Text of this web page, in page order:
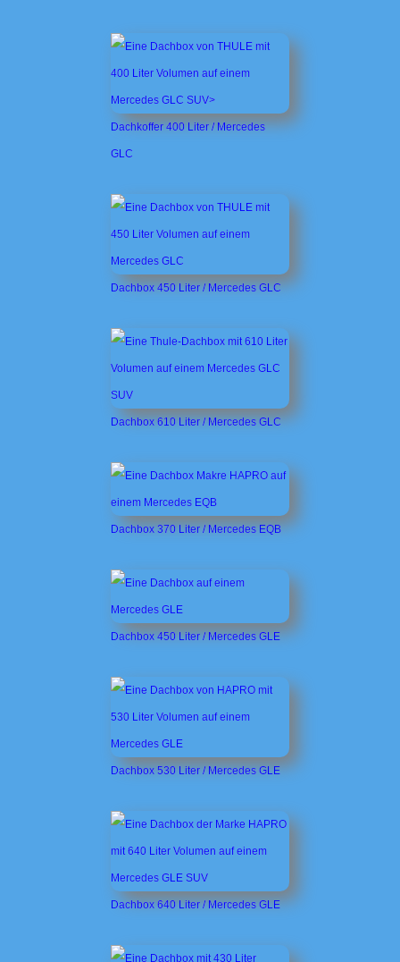
Dachkoffer 400 Liter / Mercedes
GLC
Dachbox 450 Liter / Mercedes GLC
Dachbox 610 Liter / Mercedes GLC
Dachbox 370 Liter / Mercedes EQB
Dachbox 450 Liter / Mercedes GLE
Dachbox 530 Liter / Mercedes GLE
Dachbox 640 Liter / Mercedes GLE